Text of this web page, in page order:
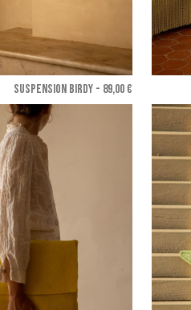
SUSPENSION BIRDY - 89,00 €